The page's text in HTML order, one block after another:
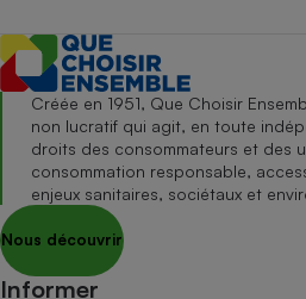
Créée en 1951, Que Choisir
non lucratif qui agit, en toute
droits des consommateurs et des
consommation responsable,
enjeux sanitaires, sociétaux et
Nous découvrir
Informer